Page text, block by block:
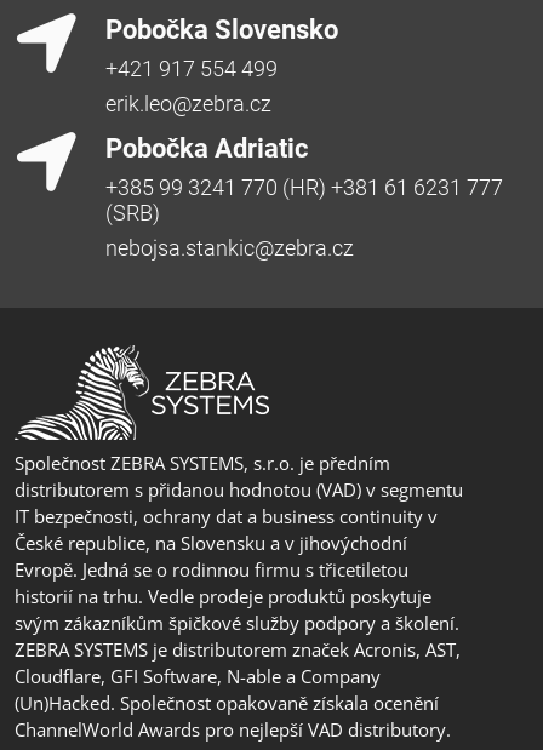
Pobočka Slovensko
+421 917 554 499
erik.leo@zebra.cz
Pobočka Adriatic
+385 99 3241 770 (HR) +381 61 6231 777
(SRB)
nebojsa.stankic@zebra.cz
Společnost ZEBRA SYSTEMS, s.r.o. je předním
distributorem s přidanou hodnotou (VAD) v segmentu
IT bezpečnosti, ochrany dat a business continuity v
České republice, na Slovensku a v jihovýchodní
Evropě. Jedná se o rodinnou firmu s třicetiletou
historií na trhu. Vedle prodeje produktů poskytuje
svým zákazníkům špičkové služby podpory a školení.
ZEBRA SYSTEMS je distributorem značek Acronis, AST,
Cloudflare, GFI Software, N-able a Company
(Un)Hacked. Společnost opakovaně získala ocenění
ChannelWorld Awards pro nejlepší VAD distributory.